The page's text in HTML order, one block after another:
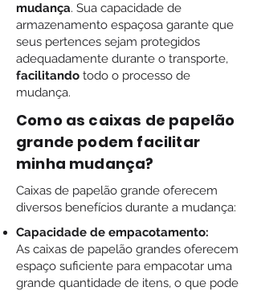
mudança. Sua capacidade de
armazenamento espaçosa garante que
seus pertences sejam protegidos
adequadamente durante o transporte,
facilitando todo o processo de
mudança.
Como as caixas de papelão
grande podem facilitar
minha mudança?
Caixas de papelão grande oferecem
diversos benefícios durante a mudança:
Capacidade de empacotamento:
As caixas de papelão grandes oferecem
espaço suficiente para empacotar uma
grande quantidade de itens, o que pode